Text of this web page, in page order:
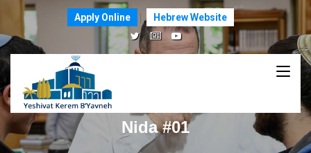
Apply Online Hebrew Website
Nida #01